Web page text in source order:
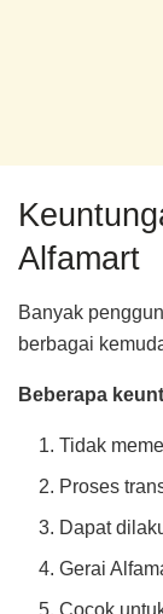
Alfamart
Banyak
berbagai
Beberapa
Tidak
Proses
Dapat
Gerai
Cocok